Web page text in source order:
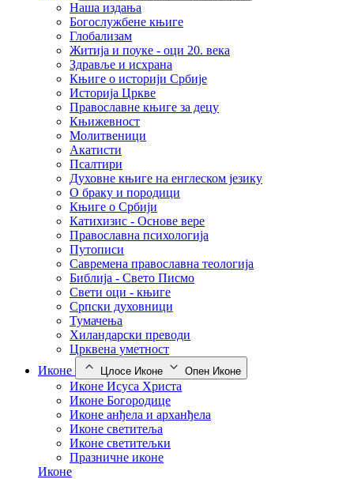
Наша издања
Богослужбене књиге
Глобализам
Житија и поуке - оци 20. века
Здравље и исхрана
Књиге о историји Србије
Историја Цркве
Православне књиге за децу
Књижевност
Молитвеници
Акатисти
Псалтири
Духовне књиге на енглеском језику
О браку и породици
Књиге о Србији
Катихизис - Основе вере
Православна психологија
Путописи
Савремена православна теологија
Библија - Свето Писмо
Свети оци - књиге
Српски духовници
Тумачења
Хиландарски преводи
Црквена уметност
Иконе
Цлосе Иконе Опен Иконе
Иконе Исуса Христа
Иконе Богородице
Иконе анђела и арханђела
Иконе светитеља
Иконе светитељки
Празничне иконе
Иконе